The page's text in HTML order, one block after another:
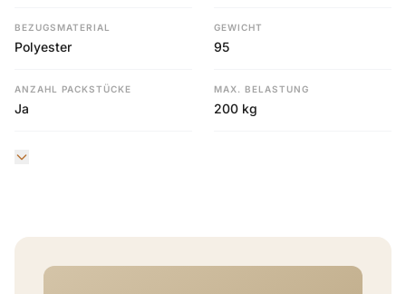
BEZUGSMATERIAL
Polyester
GEWICHT
95
ANZAHL PACKSTÜCKE
Ja
MAX. BELASTUNG
200 kg